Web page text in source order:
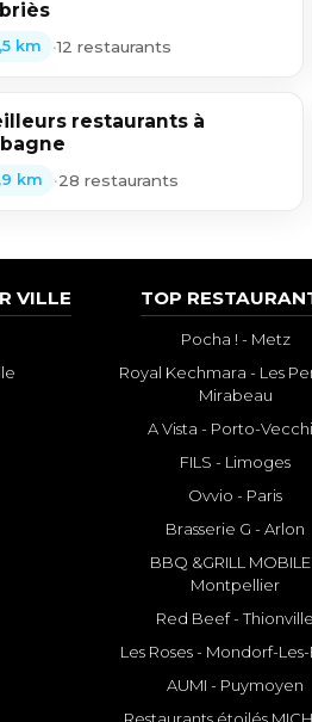
km •12 restaurants
restaurants à
km •28 restaurants
VILLE TOP
Pocha ! - Metz
Royal Kechmara - Les
Mirabeau
A Vista - Porto-
FILS - Limoges
Ovvio - Paris
Brasserie G - Arlon
BBQ &GRILL
Montpellier
Red Beef - Thionville
Les Roses - Mondorf-
AUMI - Puymoyen